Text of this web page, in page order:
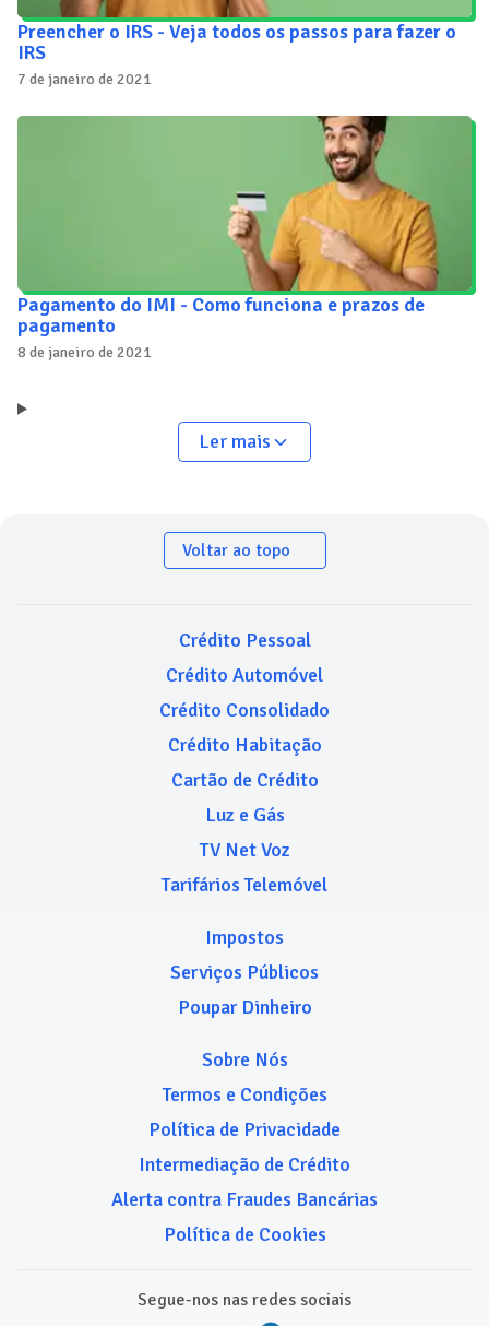
Preencher o IRS - Veja todos os passos para fazer o
IRS
7 de janeiro de 2021
Pagamento do IMI - Como funciona e prazos de
pagamento
8 de janeiro de 2021
Ler mais
Voltar ao topo
Crédito Pessoal
Crédito Automóvel
Crédito Consolidado
Crédito Habitação
Cartão de Crédito
Luz e Gás
TV Net Voz
Tarifários Telemóvel
Impostos
Serviços Públicos
Poupar Dinheiro
Sobre Nós
Termos e Condições
Política de Privacidade
Intermediação de Crédito
Alerta contra Fraudes Bancárias
Política de Cookies
Segue-nos nas redes sociais